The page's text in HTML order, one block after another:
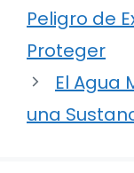
Peligro de
Proteger
El Agua
una